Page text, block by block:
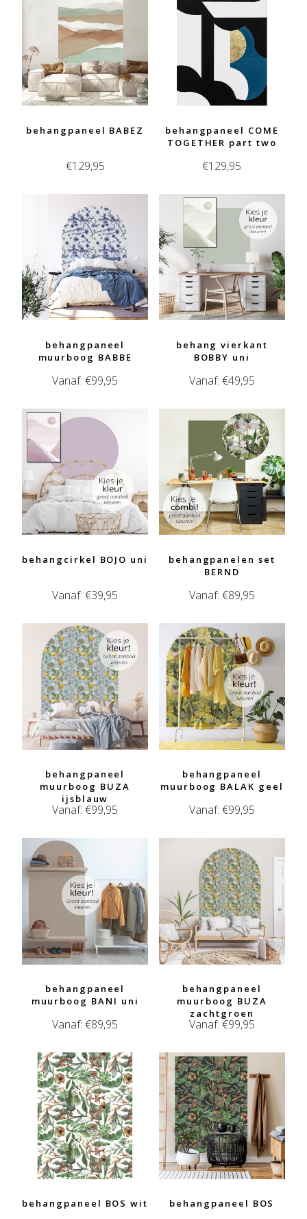
behangpaneel BABEZ
€129,95
behangpaneel COME
TOGETHER part two
€129,95
behangpaneel
muurboog BABBE
Vanaf:€99,95
behang vierkant
BOBBY uni
Vanaf: €49,95
behangcirkel BOJO uni
Vanaf:€39,95
behangpanelen set
BERND
Vanaf: €89,95
behangpaneel
muurboog BUZA
ijsblauw
Vanaf:€99,95
behangpaneel
muurboog BALAK geel
Vanaf: €99,95
behangpaneel
muurboog BANI uni
Vanaf:€89,95
behangpaneel
muurboog BUZA
zachtgroen
Vanaf: €99,95
behangpaneel BOS wit behangpaneel BOS